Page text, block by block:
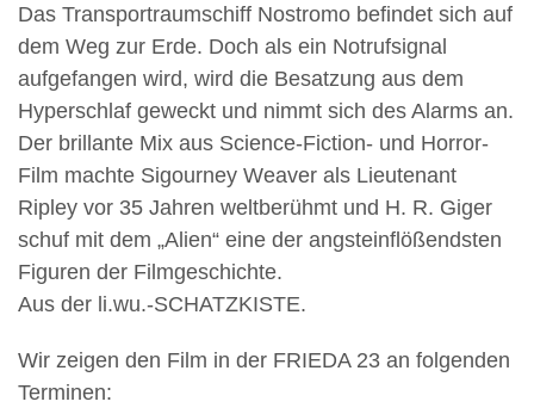
Das Transportraumschiff Nostromo befindet sich auf
dem Weg zur Erde. Doch als ein Notrufsignal
aufgefangen wird, wird die Besatzung aus dem
Hyperschlaf geweckt und nimmt sich des Alarms an.
Der brillante Mix aus Science-Fiction- und Horror-
Film machte Sigourney Weaver als Lieutenant
Ripley vor 35 Jahren weltberühmt und H. R. Giger
schuf mit dem „Alien“ eine der angsteinflößendsten
Figuren der Filmgeschichte.
Aus der li.wu.-SCHATZKISTE.
Wir zeigen den Film in der FRIEDA 23 an folgenden
Terminen: